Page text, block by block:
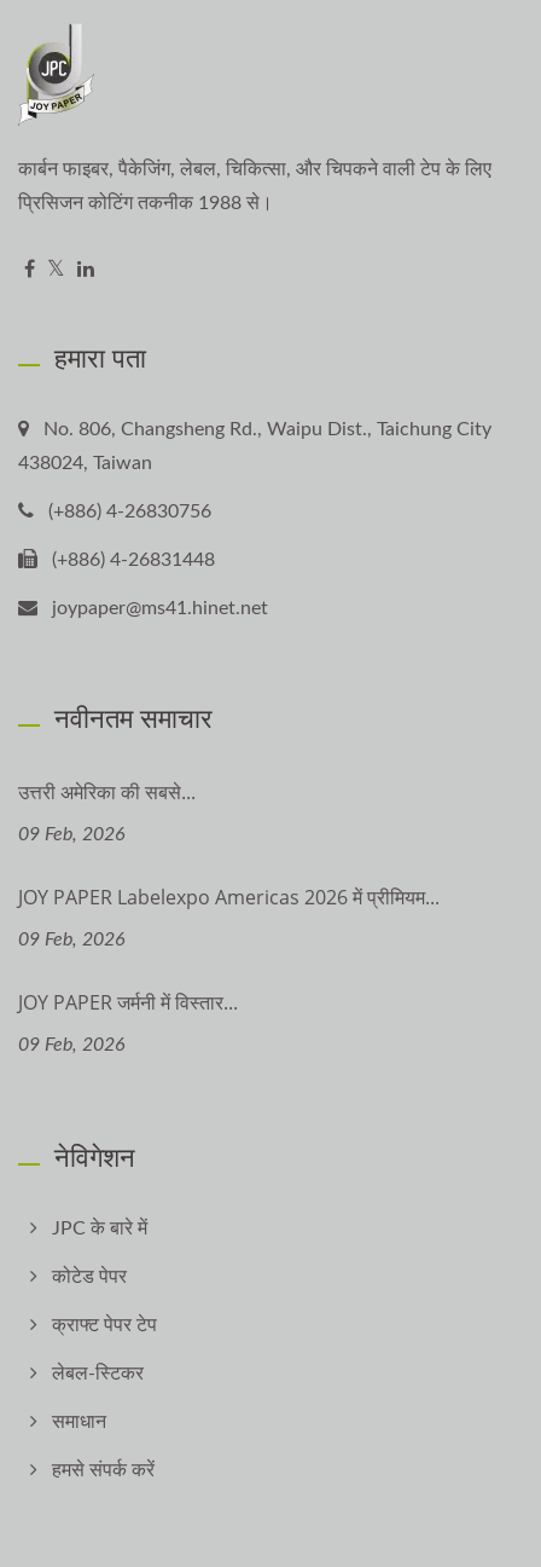
कार्बन फाइबर, पैकेजिंग, लेबल, चिकित्सा, और चिपकने वाली टेप के लिए
प्रिसिजन कोटिंग तकनीक 1988 से।
हमारा पता
No. 806, Changsheng Rd., Waipu Dist., Taichung City
438024, Taiwan
(+886) 4-26830756
(+886) 4-26831448
joypaper@ms41.hinet.net
नवीनतम समाचार
उत्तरी अमेरिका की सबसे...
09 Feb, 2026
JOY PAPER Labelexpo Americas 2026 में प्रीमियम...
09 Feb, 2026
JOY PAPER जर्मनी में विस्तार...
09 Feb, 2026
नेविगेशन
JPC के बारे में
कोटेड पेपर
क्राफ्ट पेपर टेप
लेबल-स्टिकर
समाधान
हमसे संपर्क करें